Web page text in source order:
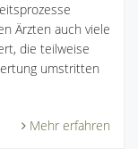
Ärzten auch viele
die teilweise
umstritten
Mehr erfahren